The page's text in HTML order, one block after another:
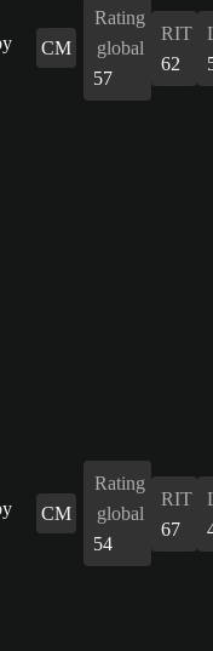
CM
Rating
global
57
RIT
62
CM
Rating
global
54
RIT
67